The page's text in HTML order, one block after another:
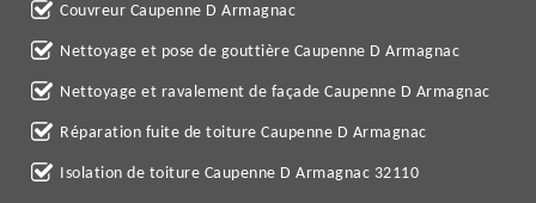
Couvreur Caupenne D Armagnac
Nettoyage et pose de gouttière Caupenne D Armagnac
Nettoyage et ravalement de façade Caupenne D Armagnac
Réparation fuite de toiture Caupenne D Armagnac
Isolation de toiture Caupenne D Armagnac 32110